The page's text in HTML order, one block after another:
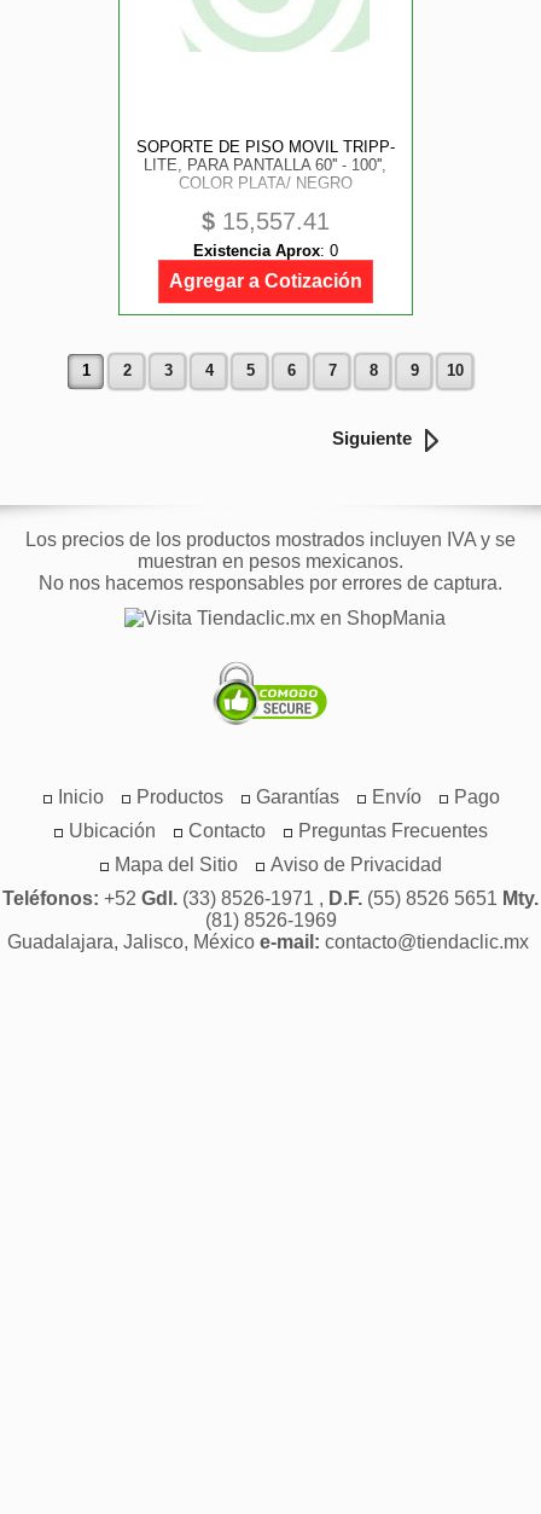
SOPORTE DE PISO MOVIL TRIPP-
LITE, PARA PANTALLA 60'' - 100'',
COLOR PLATA/ NEGRO
$ 15,557.41
Existencia Aprox: 0
Agregar a Cotización
1 2 3 4 5 6 7 8 9 10
Siguiente
Los precios de los productos mostrados incluyen IVA y se
muestran en pesos mexicanos.
No nos hacemos responsables por errores de captura.
Inicio Productos Garantías Envío
Pago
Ubicación
Contacto
Preguntas Frecuentes
Mapa del Sitio
Aviso de Privacidad
Teléfonos: +52 Gdl. (33) 8526-1971 , D.F. (55) 8526 5651 Mty.
(81) 8526-1969
Guadalajara, Jalisco, México e-mail: contacto@tiendaclic.mx